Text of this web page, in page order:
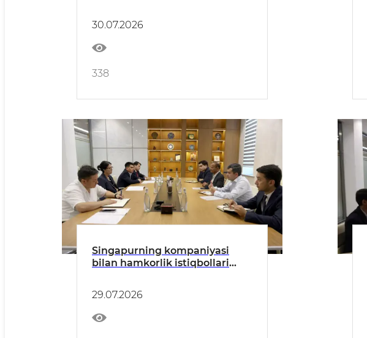
30.07.2026
338
Singapurning kompaniyasi
bilan hamkorlik istiqbollari
29.07.2026